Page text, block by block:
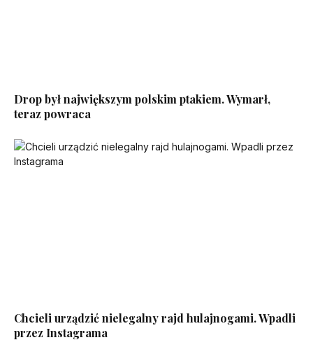
Drop był największym polskim ptakiem. Wymarł,
teraz powraca
Chcieli urządzić nielegalny rajd hulajnogami. Wpadli
przez Instagrama